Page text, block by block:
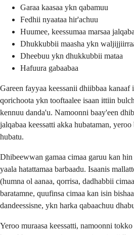
Garaa kaasaa ykn qabamuu
Fedhii nyaataa hir'achuu
Huumee, keessumaa marsaa
Dhukkubbii maasha ykn
Dheebuu ykn dhukkubbii mataa
Hafuura gabaabaa
Gareen fayyaa keessanii dhiibbaa kanaaf
qorichoota ykn tooftaalee isaan ittiin
kennuu danda'u. Namoonni baay'een
jalqabaa keessatti akka hubataman,
hubatu.
Dhibeewwan gamaa cimaa garuu kan
yaala hatattamaa barbaadu. Isaanis
(humna ol aanaa, qorrisa, dadhabbii
baratamne, quufinsa cimaa kan isin
dandeessisne, ykn harka qabaachuu
Yeroo muraasa keessatti, namoonni